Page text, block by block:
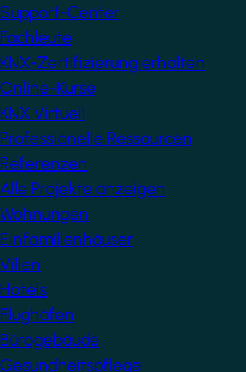
Support-Center
Fachleute
KNX-Zertifizierung erhalten
Online-Kurse
KNX Virtuell
Professionelle Ressourcen
Referenzen
Alle Projekte anzeigen
Wohnungen
Einfamilienhäuser
Villen
Hotels
Flughäfen
Bürogebäude
Gesundheitspflege